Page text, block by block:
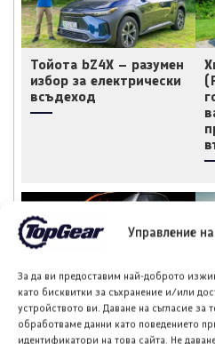
Управление
За да ви предоставим най-доброто
като бисквитки за съхранение и/или
устройството ви. Даване на съгласие
обработваме данни като поведението
идентификатори на това сайта. Не
Тойота bZ4X – разумен
избор за електрически
всъдеход
Зийкр 7X Black Nova,
лимитирана серия от
200 бройки